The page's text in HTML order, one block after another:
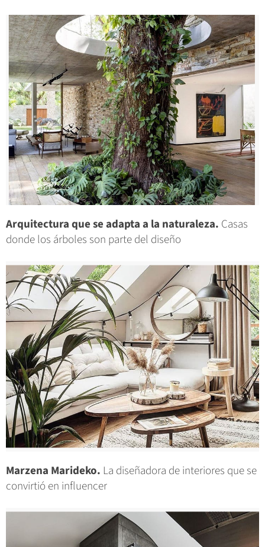
Arquitectura que se adapta a la naturaleza. Casas
donde los árboles son parte del diseño
Marzena Marideko. La diseñadora de interiores que se
convirtió en influencer